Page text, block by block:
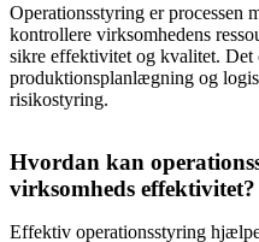
Operationsstyring er processen
kontrollere virksomhedens
sikre effektivitet og kvalitet. Det
produktionsplanlægning og
risikostyring.
Hvordan kan
virksomheds effektivitet?
Effektiv operationsstyring